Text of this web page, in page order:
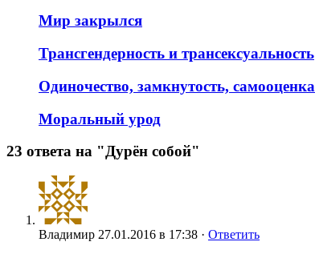
Мир закрылся
Трансгендерность и трансексуальность
Одиночество, замкнутость, самооценка
Моральный урод
23 ответа на "Дурён собой"
Владимир 27.01.2016 в 17:38 · Ответить